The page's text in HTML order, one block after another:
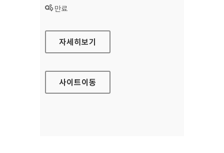
상태 :
만료
국립정신건강센터 대표홈페이지
자세히보기
사이트이동